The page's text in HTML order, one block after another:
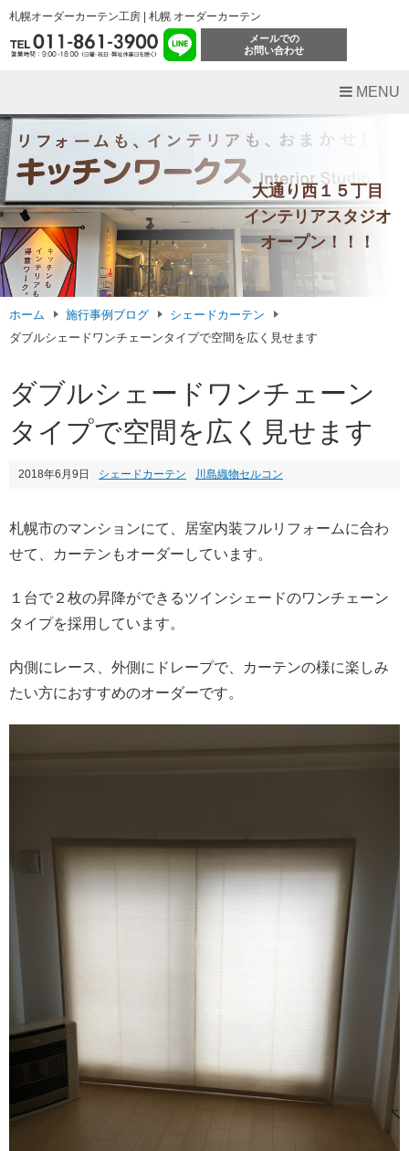
札幌オーダーカーテン工房 | 札幌 オーダーカーテン
メールでの
お問い合わせ
MENU
大通り西１５丁目
インテリアスタジオ
オープン！！！
ホーム 施行事例ブログ
シェードカーテン
ダブルシェードワンチェーンタイプで空間を広く見せます
ダブルシェードワンチェーン
タイプで空間を広く見せます
2018年6月9日 シェードカーテン 川島織物セルコン
札幌市のマンションにて、居室内装フルリフォームに合わ
せて、カーテンもオーダーしています。
１台で２枚の昇降ができるツインシェードのワンチェーン
タイプを採用しています。
内側にレース、外側にドレープで、カーテンの様に楽しみ
たい方におすすめのオーダーです。